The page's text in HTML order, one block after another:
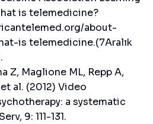
is telemedicine?
about-
is telemedicine.(7Aralık
Z, Maglione ML, Repp A,
al. (2012) Video
a systematic
9: 111-131.